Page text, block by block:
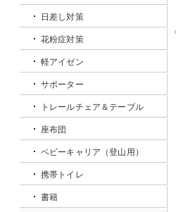
日差し対策
花粉症対策
軽アイゼン
サポーター
トレールチェア＆テーブル
座布団
ベビーキャリア（登山用）
携帯トイレ
書籍